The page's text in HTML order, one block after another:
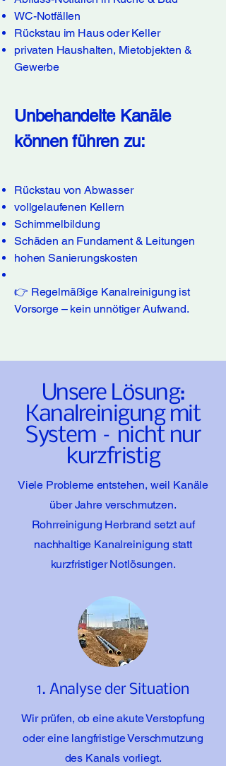
WC-Notfällen
Rückstau im Haus oder Keller
privaten Haushalten, Mietobjekten &
Gewerbe
Unbehandelte Kanäle
können führen zu:
Rückstau von Abwasser
vollgelaufenen Kellern
Schimmelbildung
Schäden an Fundament & Leitungen
hohen Sanierungskosten
👉 Regelmäßige Kanalreinigung ist
Vorsorge – kein unnötiger Aufwand.
Unsere Lösung:
Kanalreinigung mit
System – nicht nur
kurzfristig
Viele Probleme entstehen, weil Kanäle
über Jahre verschmutzen.
Rohrreinigung Herbrand setzt auf
nachhaltige Kanalreinigung statt
kurzfristiger Notlösungen.
1. Analyse der Situation
Wir prüfen, ob eine akute Verstopfung
oder eine langfristige Verschmutzung
des Kanals vorliegt.